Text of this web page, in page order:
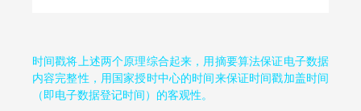
时间戳将上述两个原理综合起来，用摘要算法保证电子数据
内容完整性，用国家授时中心的时间来保证时间戳加盖时间
（即电子数据登记时间）的客观性。